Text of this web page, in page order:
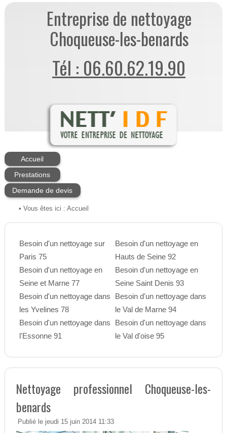
Entreprise de nettoyage
Choqueuse-les-benards
Tél : 06.60.62.19.90
Accueil
Prestations
Demande de devis
• Vous êtes ici : Accueil
Besoin d'un nettoyage sur
Paris 75
Besoin d'un nettoyage en
Seine et Marne 77
Besoin d'un nettoyage dans
les Yvelines 78
Besoin d'un nettoyage dans
l'Essonne 91
Besoin d'un nettoyage en
Hauts de Seine 92
Besoin d'un nettoyage en
Seine Saint Denis 93
Besoin d'un nettoyage dans
le Val de Marne 94
Besoin d'un nettoyage dans
le Val d'oise 95
Nettoyage professionnel Choqueuse-les-
benards
Publié le jeudi 15 juin 2014 11:33